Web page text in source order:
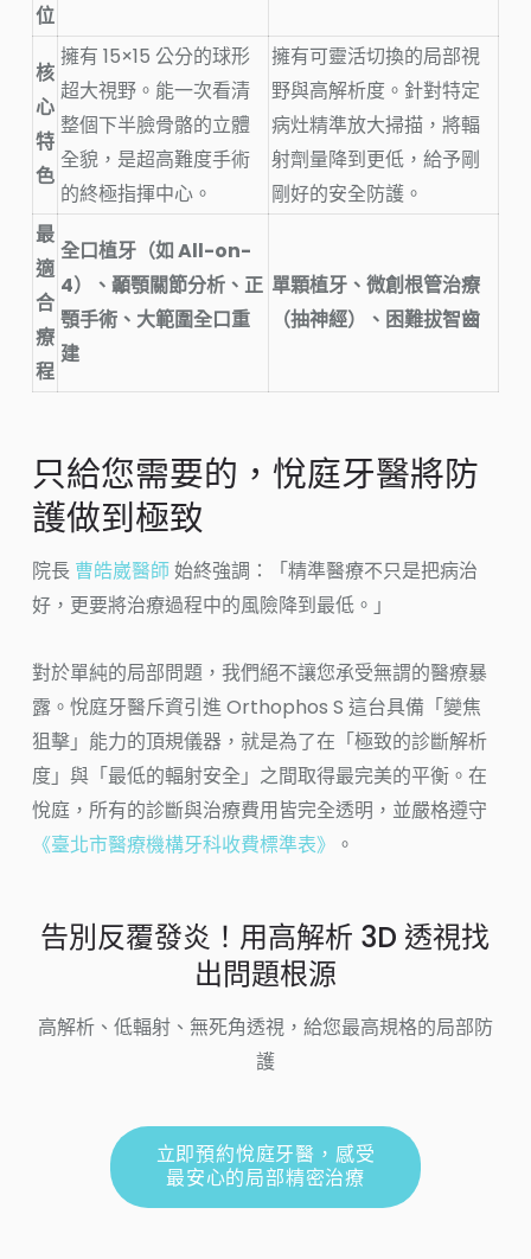
位
核
心
特
色
擁有 15×15 公分的球形
超大視野。能一次看清
整個下半臉骨骼的立體
全貌，是超高難度手術
的終極指揮中心。
擁有可靈活切換的局部視
野與高解析度。針對特定
病灶精準放大掃描，將輻
射劑量降到更低，給予剛
剛好的安全防護。
最
適
合
療
程
全口植牙（如 All-on-
4）、顳顎關節分析、正
顎手術、大範圍全口重
建
單顆植牙、微創根管治療
（抽神經）、困難拔智齒
只給您需要的，悅庭牙醫將防
護做到極致
院長 曹皓崴醫師始終強調：「精準醫療不只是把病治
好，更要將治療過程中的風險降到最低。」
對於單純的局部問題，我們絕不讓您承受無謂的醫療暴
露。悅庭牙醫斥資引進 Orthophos S 這台具備「變焦
狙擊」能力的頂規儀器，就是為了在「極致的診斷解析
度」與「最低的輻射安全」之間取得最完美的平衡。在
悅庭，所有的診斷與治療費用皆完全透明，並嚴格遵守
《臺北市醫療機構牙科收費標準表》 。
告別反覆發炎！用高解析 3D 透視找
出問題根源
高解析、低輻射、無死角透視，給您最高規格的局部防
護
立即預約悅庭牙醫，感受
最安心的局部精密治療